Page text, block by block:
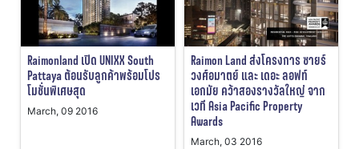
Raimonland เปิด UNIXX South
Pattaya ต้อนรับลูกค้าพร้อมโปร
โมชั่นพิเศษสุด
March, 09 2016
Raimon Land ส่งโครงการ ซายร์
วงศ์อมาตย์ และ เดอะ ลอฟท์
เอกมัย คว้าสองรางวัลใหญ่ จาก
เวที Asia Pacific Property
Awards
March, 03 2016